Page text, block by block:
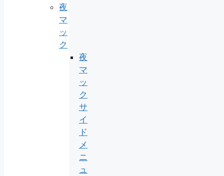
夜
マ
ッ
ク
夜
マ
ッ
ク
サ
イ
ド
メ
ニ
ュ